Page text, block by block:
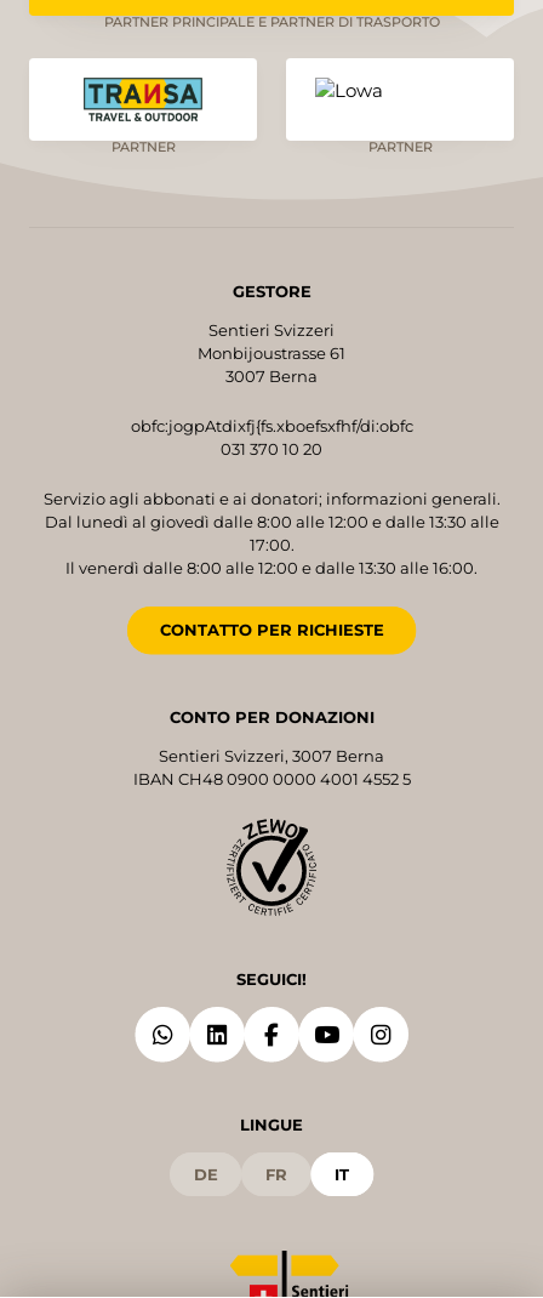
PARTNER PRINCIPALE E PARTNER DI TRASPORTO
PARTNER PARTNER
GESTORE
Sentieri Svizzeri
Monbijoustrasse 61
3007 Berna
obfc:jogpAtdixfj{fs.xboefsxfhf/di:obfc
031 370 10 20
Servizio agli abbonati e ai donatori; informazioni generali.
Dal lunedì al giovedì dalle 8:00 alle 12:00 e dalle 13:30 alle
17:00.
Il venerdì dalle 8:00 alle 12:00 e dalle 13:30 alle 16:00.
CONTATTO PER RICHIESTE
CONTO PER DONAZIONI
Sentieri Svizzeri, 3007 Berna
IBAN CH48 0900 0000 4001 4552 5
SEGUICI!
LINGUE
DE FR IT